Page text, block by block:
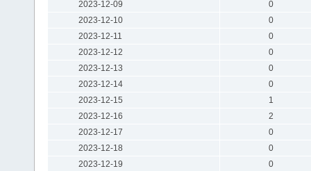
2023-12-09
0
2023-12-10
0
2023-12-11
0
2023-12-12
0
2023-12-13
0
2023-12-14
0
2023-12-15
1
2023-12-16
2
2023-12-17
0
2023-12-18
0
2023-12-19
0